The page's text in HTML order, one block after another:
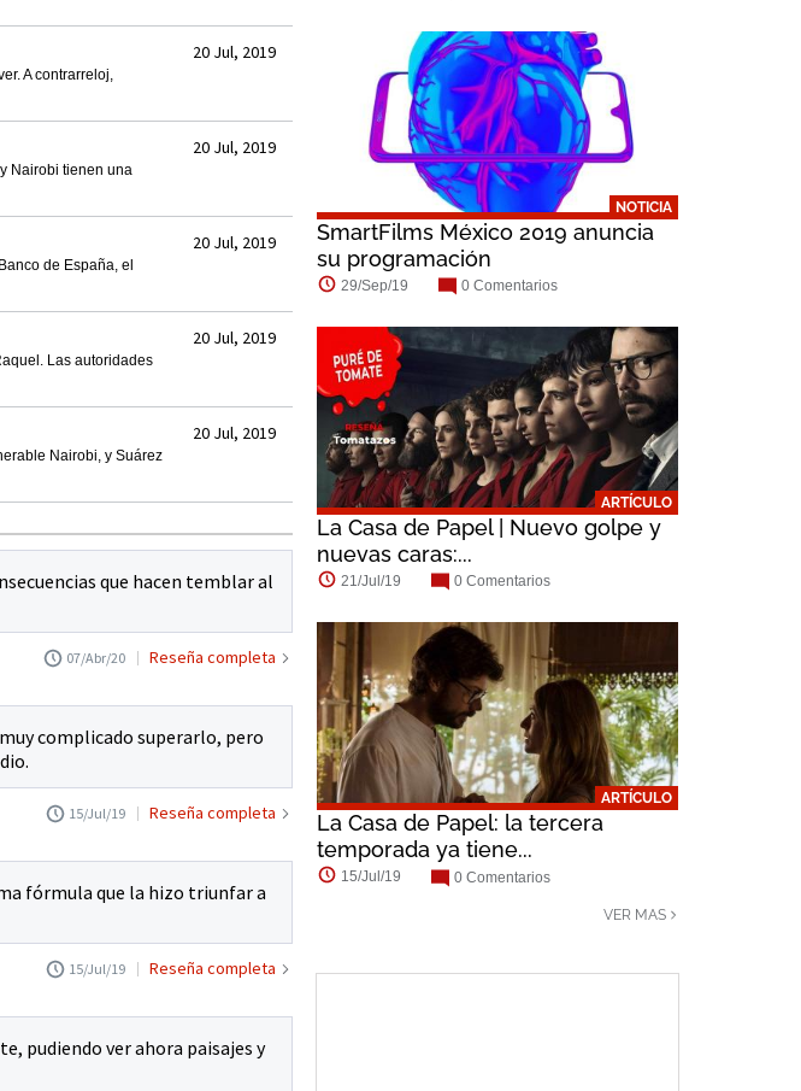
A contrarreloj,
20 Jul, 2019
Nairobi tienen una
20 Jul, 2019
de España, el
20 Jul, 2019
Las autoridades
20 Jul, 2019
Nairobi, y Suárez
20 Jul, 2019
que hacen temblar al
07/Abr/20 Reseña completa
complicado superarlo, pero
15/Jul/19 Reseña completa
fórmula que la hizo triunfar a
15/Jul/19 Reseña completa
pudiendo ver ahora paisajes y
NOTICIA
SmartFilms México 2019 anuncia
su programación
29/Sep/19 0 Comentarios
ARTÍCULO
La Casa de Papel | Nuevo golpe y
nuevas caras:...
21/Jul/19 0 Comentarios
ARTÍCULO
La Casa de Papel: la tercera
temporada ya tiene...
15/Jul/19 0 Comentarios
VER MAS